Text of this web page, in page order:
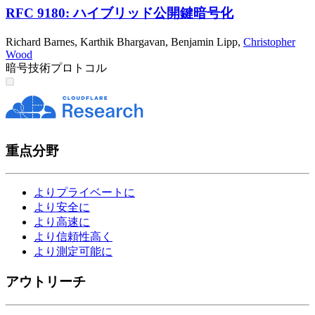
RFC 9180: ハイブリッド公開鍵暗号化
Richard Barnes, Karthik Bhargavan, Benjamin Lipp, Christopher
Wood
暗号技術プロトコル
重点分野
よりプライベートに
より安全に
より高速に
より信頼性高く
より測定可能に
アウトリーチ